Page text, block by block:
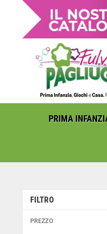
PRIMA
FILTRO
PREZZO